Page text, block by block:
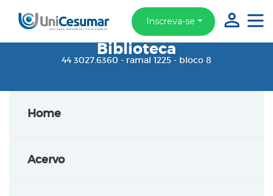
Inscreva-se
Biblioteca
44 3027.6360 - ramal 1225 - bloco 8
Home
Acervo